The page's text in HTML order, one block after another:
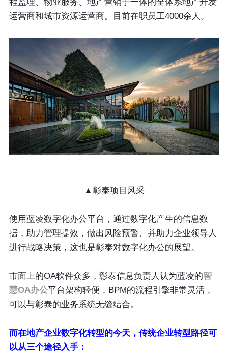
运营商和城市资源运营商。目前在职员工4000余人。
▲彰泰项目风采
使用蓝凌数字化办公平台，通过数字化产生的信息数
据，助力管理提效，做出风险预警、并助力企业领导人
进行战略决策，这也是彰泰对数字化办公的展望。
市面上的OA软件众多，彰泰信息负责人认为蓝凌的智
慧OA办公平台架构轻便，BPM的流程引擎非常灵活，
可以与彰泰的业务系统无缝结合。
而在地产企业数字化转型的今天，传统企业转型路径可
以从三个途径入手：